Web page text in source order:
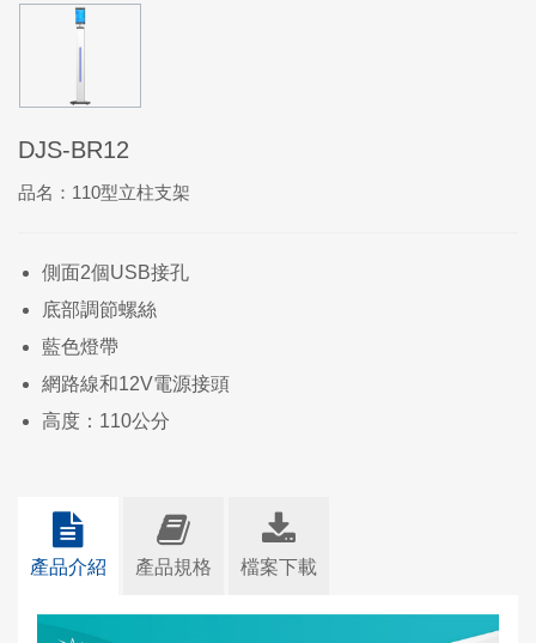
DJS-BR12
品名：110型立柱支架
側面2個USB接孔
底部調節螺絲
藍色燈帶
網路線和12V電源接頭
高度：110公分
產品介紹 產品規格 檔案下載